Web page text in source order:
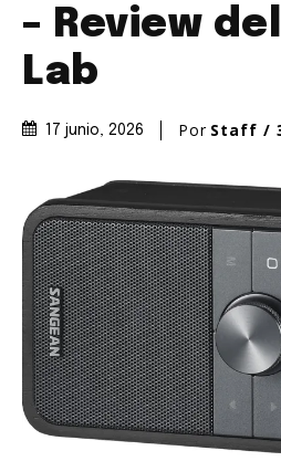
– Review
Lab
17 junio, 2026 Por Staff /